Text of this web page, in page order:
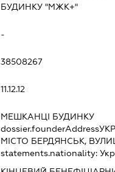
БУДИНКУ "МЖК+"
-
38508267
11.12.12
МЕШКАНЦІ БУДИНКУ
dossier.founderAddress
МІСТО БЕРДЯНСЬК,
statements.nationality: